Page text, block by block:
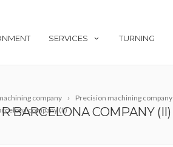
SERVICES TURNING
company Precision machining company
company (II)
BARCELONA COMPANY (II)